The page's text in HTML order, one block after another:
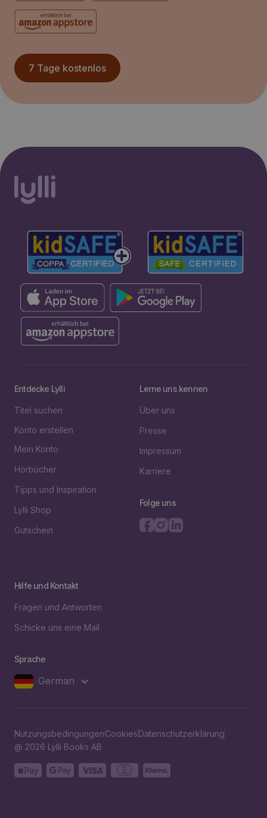
7 Tage kostenlos
Entdecke Lylli
Titel suchen
Konto erstellen
Mein Konto
Hörbücher
Tipps und Inspiration
Lylli Shop
Gutschein
Lerne uns kennen
Über uns
Presse
Impressum
Karriere
Folge uns
Hilfe und Kontakt
Fragen und Antworten
Schicke uns eine Mail
Sprache
German
NutzungsbedingungenCookiesDatenschutzerklärung
@ 2026 Lylli Books AB